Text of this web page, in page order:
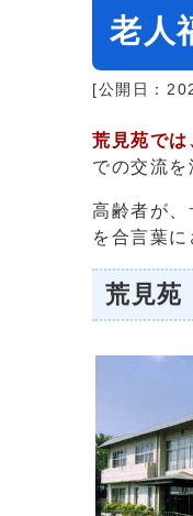
老人
[公開日：
荒見苑では
での交流
高齢者が、
を合言葉に
荒見苑